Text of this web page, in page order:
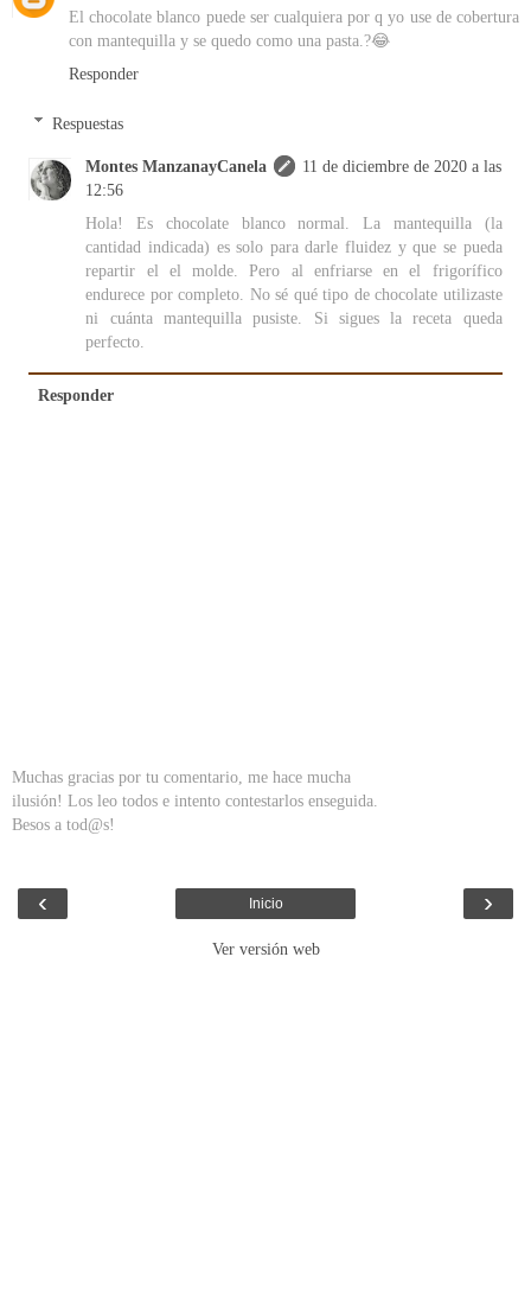
El chocolate blanco puede ser cualquiera por q yo use de cobertura
con mantequilla y se quedo como una pasta.?😂
Responder
Respuestas
Montes ManzanayCanela
11 de diciembre de 2020 a las
12:56
Hola! Es chocolate blanco normal. La mantequilla (la
cantidad indicada) es solo para darle fluidez y que se pueda
repartir el el molde. Pero al enfriarse en el frigorífico
endurece por completo. No sé qué tipo de chocolate utilizaste
ni cuánta mantequilla pusiste. Si sigues la receta queda
perfecto.
Responder
Muchas gracias por tu comentario, me hace mucha
ilusión! Los leo todos e intento contestarlos enseguida.
Besos a tod@s!
‹ ›
Inicio
Ver versión web